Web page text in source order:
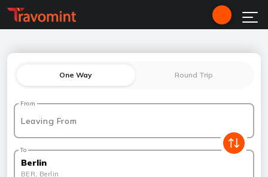
One Way Round Trip
From
Leaving From
To
Berlin
BER, Berlin